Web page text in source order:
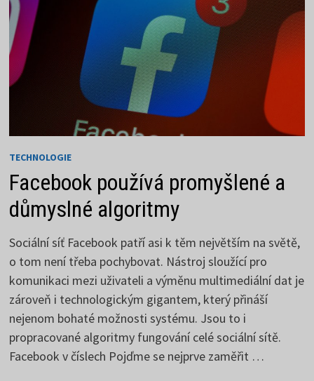
TECHNOLOGIE
Facebook používá promyšlené a
důmyslné algoritmy
Sociální síť Facebook patří asi k těm největším na světě,
o tom není třeba pochybovat. Nástroj sloužící pro
komunikaci mezi uživateli a výměnu multimediální dat je
zároveň i technologickým gigantem, který přináší
nejenom bohaté možnosti systému. Jsou to i
propracované algoritmy fungování celé sociální sítě.
Facebook v číslech Pojďme se nejprve zaměřit …